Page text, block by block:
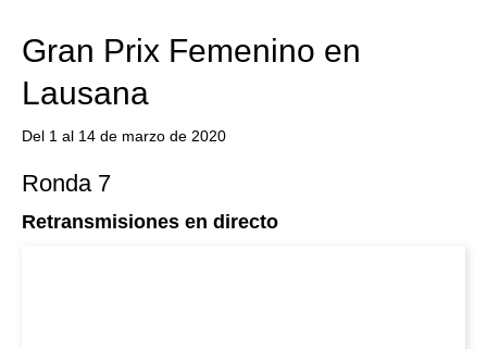
Gran Prix Femenino en
Lausana
Del 1 al 14 de marzo de 2020
Ronda 7
Retransmisiones en directo